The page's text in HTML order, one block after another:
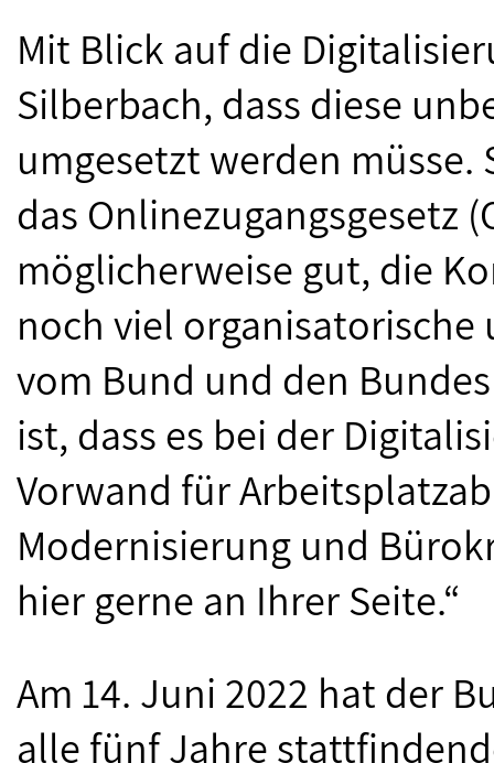
Mit Blick auf die
Silberbach, dass diese
umgesetzt werden
das Onlinezugangsgesetz
möglicherweise gut, die
noch viel
vom Bund und den
ist, dass es bei der
Vorwand für
Modernisierung und
hier gerne an Ihrer Seite.“
Am 14. Juni 2022 hat der
alle fünf Jahre